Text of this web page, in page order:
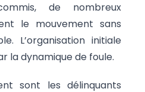
de nombreux
le mouvement sans
L’organisation initiale
la dynamique de foule.
sont les délinquants